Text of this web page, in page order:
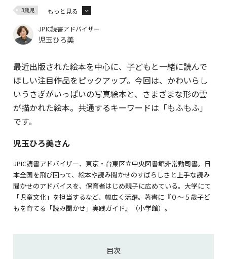
3歳児 もっと見る
4歳児 5歳児 絵本
科学絵本
JPIC読書アドバイザー
児玉ひろ美
最近出版された絵本を中心に、子どもと一緒に読んで
ほしい注目作品をピックアップ。今回は、かわいらし
いうさぎがいっぱいの写真絵本と、さまざまな形の雲
が描かれた絵本。共通するキーワードは「もふもふ」
です。
児玉ひろ美さん
JPIC読書アドバイザー、東京・台東区立中央図書館非常勤司書。日
本全国を飛び回って、絵本や読み聞かせのすばらしさと上手な読み
聞かせのアドバイスを、保育者はじめ親子に広めている。大学にて
「児童文化」を担当するなど、幅広く活躍。著書に『０～５歳子ど
もを育てる「読み聞かせ」実践ガイド』（小学館）。
目次